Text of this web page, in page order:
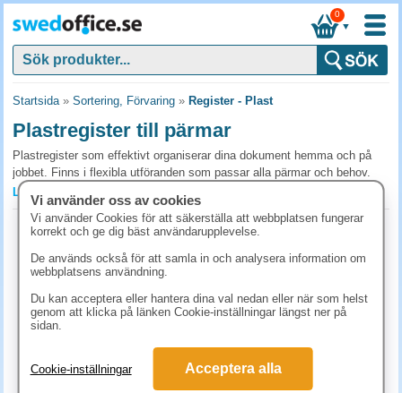
▼
0
Startsida» Sortering, Förvaring » Register - Plast
Plastregister till pärmar
Plastregister som effektivt organiserar dina dokument hemma och på
jobbet. Finns i flexibla utföranden som passar alla pärmar och behov.
Tillverkade i återvinningsbar PP-plast för hållbarhet och lång livslängd -
ett smart köp för bättre ordning och miljöansvar.
Vanliga frågor och svar om register i plast
Plastregister eller pappersregister?
Plastregister tål mycket slitage och håller bättre i pärmar som öppnas
dagligen och väljs med fördel till arbetspärmar. Pappersregister är
billigare och miljövänligare, passar för arkivpärmar som öppnas sällan.
Förstärkta hål förlänger livslängden i båda.
Hur länge håller plastregister?
Läs mer »
Pärmregister vit PP A4 A-Ö inkl.
rubrikblad
Art.nr:130881
43.60 kr (inkl. moms)
Vi använder oss av cookies
Vi använder Cookies för att säkerställa att webbplatsen fungerar
korrekt och ge dig bäst användarupplevelse.
De används också för att samla in och analysera information om
webbplatsens användning.
Du kan acceptera eller hantera dina val nedan eller när som helst
genom att klicka på länken Cookie-inställningar längst ner på
sidan.
Cookie-inställningar Acceptera alla